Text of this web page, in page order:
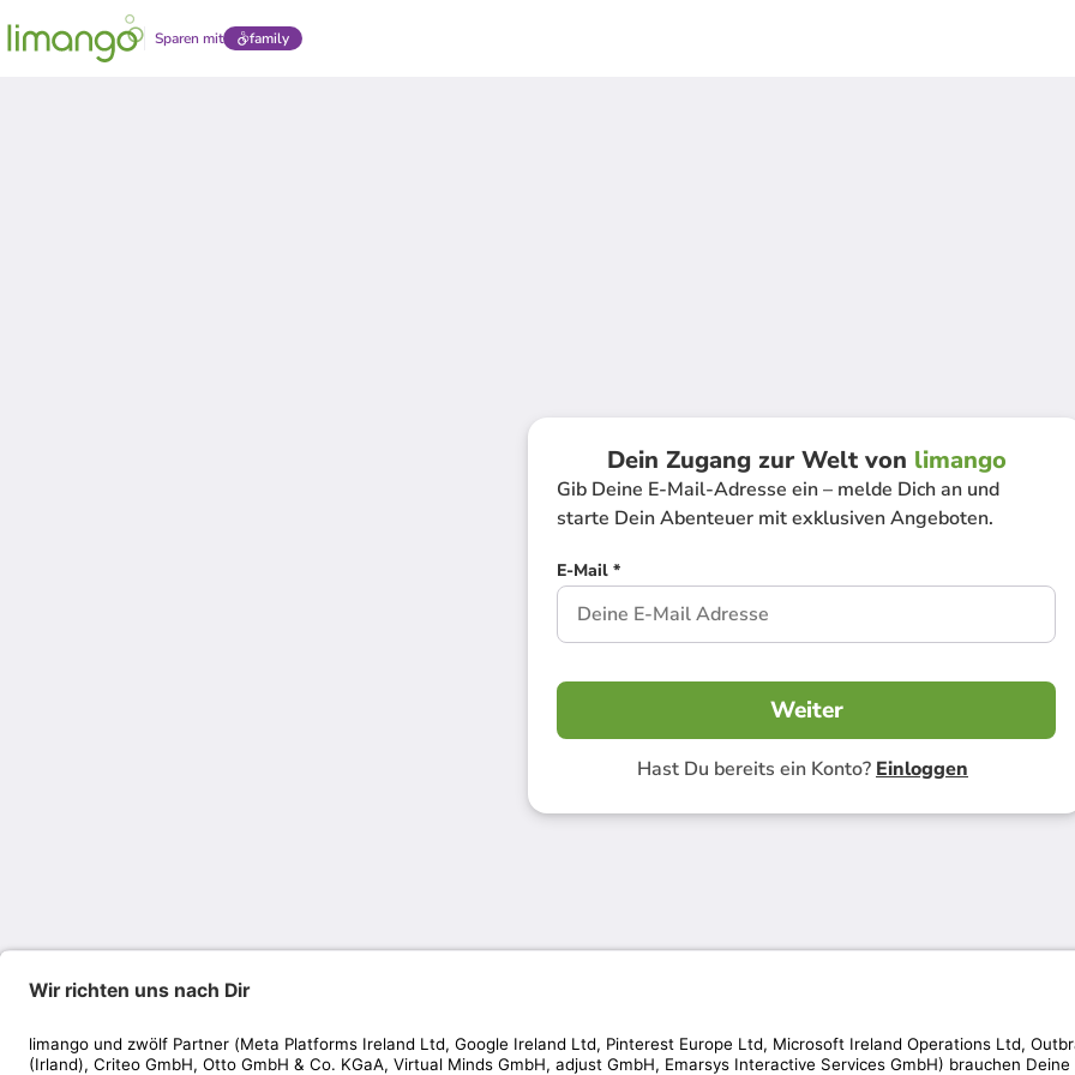
Sparen mit family
Dein Zugang zur Welt von limango
Gib Deine E-Mail-Adresse ein – melde Dich an und
starte Dein Abenteuer mit exklusiven Angeboten.
E-Mail *
Weiter
Hast Du bereits ein Konto? Einloggen